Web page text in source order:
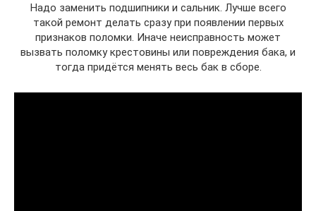
Надо заменить подшипники и сальник. Лучше всего
такой ремонт делать сразу при появлении первых
признаков поломки. Иначе неисправность может
вызвать поломку крестовины или повреждения бака, и
тогда придётся менять весь бак в сборе.